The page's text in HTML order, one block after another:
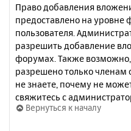
Право добавления
предоставлено на уровне
пользователя.
разрешить добавление
форумах. Также
разрешено только членам
не знаете, почему не
свяжитесь с
Вернуться к началу